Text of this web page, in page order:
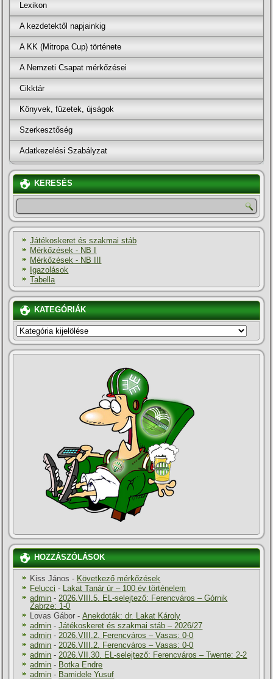
Lexikon
A kezdetektől napjainkig
A KK (Mitropa Cup) története
A Nemzeti Csapat mérkőzései
Cikktár
Könyvek, füzetek, újságok
Szerkesztőség
Adatkezelési Szabályzat
KERESÉS
Játékoskeret és szakmai stáb
Mérkőzések - NB I
Mérkőzések - NB III
Igazolások
Tabella
KATEGÓRIÁK
KATEGÓRIÁK
HOZZÁSZÓLÁSOK
Kiss János - Következő mérkőzések
Felucci - Lakat Tanár úr – 100 év történelem
admin -2026.VIII.5. EL-selejtező: Ferencváros – Górnik
Zabrze: 1-0
Lovas Gábor -Anekdoták: dr. Lakat Károly
admin -Játékoskeret és szakmai stáb – 2026/27
admin -2026.VIII.2. Ferencváros – Vasas: 0-0
admin -2026.VIII.2. Ferencváros – Vasas: 0-0
admin -2026.VII.30. EL-selejtező: Ferencváros – Twente: 2-2
admin - Botka Endre
admin - Bamidele Yusuf